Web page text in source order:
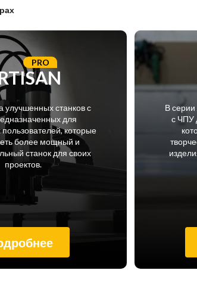
PRO
улучшенных станков с
для
которые
более мощный и
станок для своих
проектов.
В
с ЧПУ